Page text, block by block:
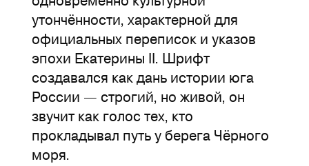
утончённости, характерной для
официальных переписок и указов
эпохи Екатерины II. Шрифт
создавался как дань истории юга
России — строгий, но живой, он
звучит как голос тех, кто
прокладывал путь у берега Чёрного
моря.